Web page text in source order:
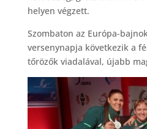
helyen végzett.
Szombaton az Európa-
versenynapja következik a
tőrözők viadalával, újabb